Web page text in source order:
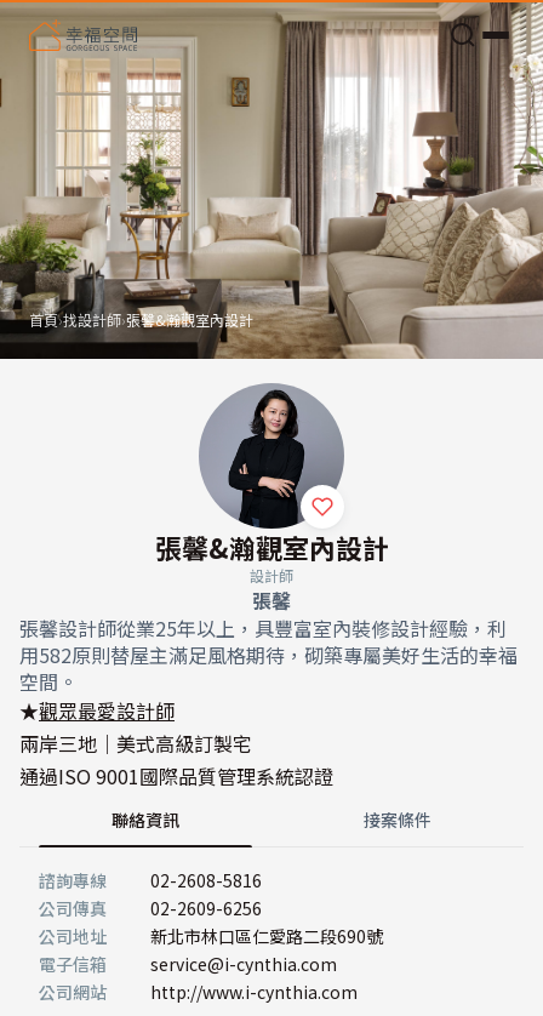
老屋預算分配與高 CP 值煥新術
首頁›找設計師›張馨&瀚觀室內設計
張馨&瀚觀室內設計
設計師
張馨
張馨設計師從業25年以上，具豐富室內裝修設計經驗，利
用582原則替屋主滿足風格期待，砌築專屬美好生活的幸福
空間。
★觀眾最愛設計師
兩岸三地｜美式高級訂製宅
通過ISO 9001國際品質管理系統認證
聯絡資訊 接案條件
諮詢專線
02-2608-5816
公司傳真
02-2609-6256
公司地址
新北市林口區仁愛路二段690號
電子信箱
service@i-cynthia.com
公司網站
http://www.i-cynthia.com